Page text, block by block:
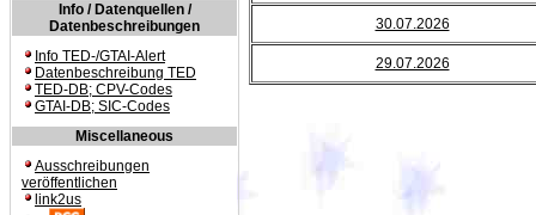
Info / Datenquellen /
Datenbeschreibungen
Info TED-/GTAI-Alert
Datenbeschreibung TED
TED-DB; CPV-Codes
GTAI-DB; SIC-Codes
Miscellaneous
Ausschreibungen
veröffentlichen
link2us
30.07.2026
29.07.2026